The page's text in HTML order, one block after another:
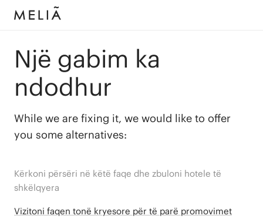
Një gabim ka
ndodhur
While we are fixing it, we would like to offer
you some alternatives:
Kërkoni përsëri në këtë faqe dhe zbuloni hotele të
shkëlqyera
Vizitoni faqen tonë kryesore për të parë promovimet